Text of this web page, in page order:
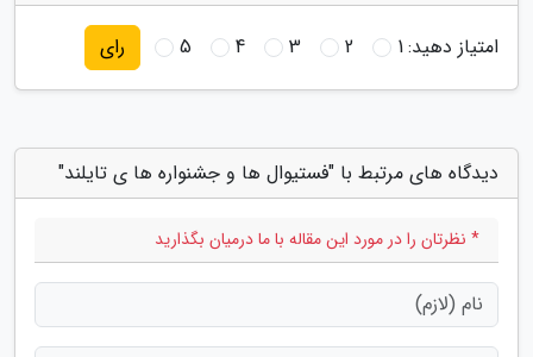
امتیاز دهید:1
2
3
4
5 رای
دیدگاه های مرتبط با "فستیوال ها و جشنواره ها ی تایلند"
* نظرتان را در مورد این مقاله با ما درمیان بگذارید